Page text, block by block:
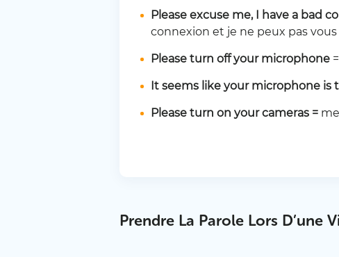
Please excuse me, I have a bad
connexion et je ne peux pas
Please turn off your microphone
It seems like your microphone is
Please turn on your cameras =
Prendre La Parole Lors D’une